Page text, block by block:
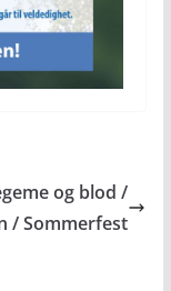
og blod /
/ Sommerfest